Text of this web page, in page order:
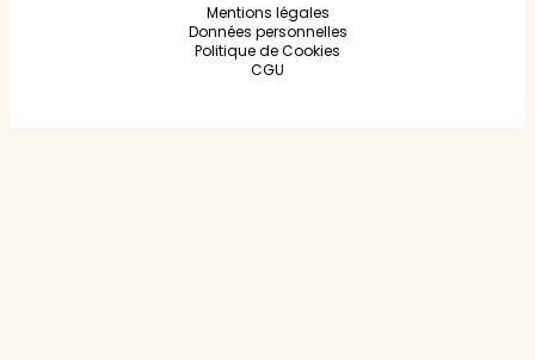
Mentions légales
Données personnelles
Politique de Cookies
CGU